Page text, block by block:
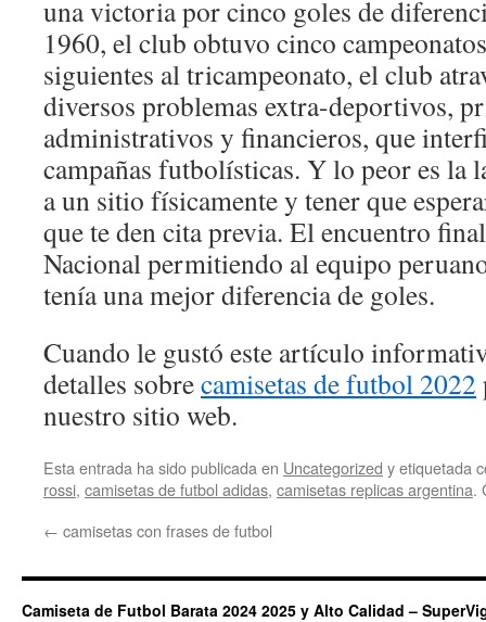
una victoria por cinco goles de
1960, el club obtuvo cinco
siguientes al tricampeonato, el club
diversos problemas extra-deportivos,
administrativos y financieros, que
campañas futbolísticas. Y lo peor es la
a un sitio físicamente y tener que
que te den cita previa. El encuentro
Nacional permitiendo al equipo
tenía una mejor diferencia de goles.
Cuando le gustó este artículo
detalles sobrecamisetas de futbol 2022
nuestro sitio web.
Esta entrada ha sido publicada en Uncategorized y etiquetada
rossi, camisetas de futbol adidas, camisetas replicas argentina.
← camisetas con frases de futbol
Camiseta de Futbol Barata 2024 2025 y Alto Calidad –